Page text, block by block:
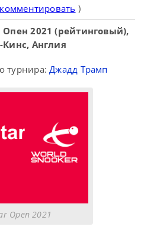
)
2021 (рейтинговый),
Англия
турнира:Джадд Трамп
Open 2021